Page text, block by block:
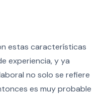
estas características
experiencia, y ya
no solo se refiere
es muy probable